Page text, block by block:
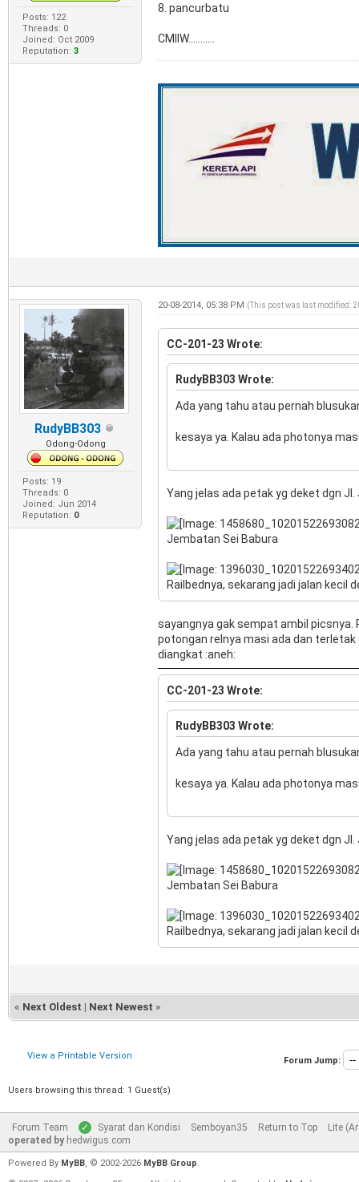
Posts: 122
Threads: 0
Joined: Oct 2009
Reputation: 3
8. pancurbatu
CMIIW...........
RudyBB303
Odong-Odong
Posts: 19
Threads: 0
Joined: Jun 2014
Reputation: 0
20-08-2014, 05:38 PM (This post was last modified:
CC-201-23 Wrote:
RudyBB303 Wrote:
Ada yang tahu atau pernah
kesaya ya. Kalau ada photonya
Yang jelas ada petak yg deket dgn
Jembatan Sei Babura
Railbednya, sekarang jadi jalan kecil
sayangnya gak sempat ambil picsnya.
potongan relnya masi ada dan
diangkat :aneh:
CC-201-23 Wrote:
RudyBB303 Wrote:
Ada yang tahu atau pernah
kesaya ya. Kalau ada photonya
Yang jelas ada petak yg deket dgn
Jembatan Sei Babura
Railbednya, sekarang jadi jalan kecil
« Next Oldest | Next Newest »
View a Printable Version Forum Jump:
Users browsing this thread: 1 Guest(s)
Forum Team Syarat dan Kondisi Semboyan35 Return to Top
Lite
operated by hedwigus.com
Powered By MyBB, © 2002-2026 MyBB Group.